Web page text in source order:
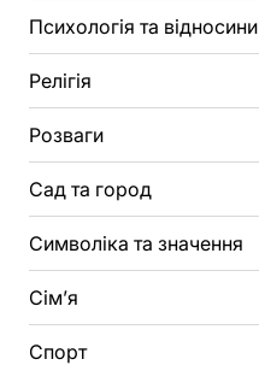
Психологія та відносини
Релігія
Розваги
Сад та город
Символіка та значення
Сім’я
Спорт